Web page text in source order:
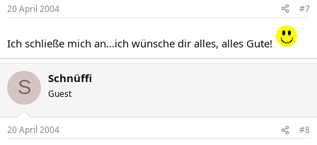
20 April 2004 #7
Ich schließe mich an...ich wünsche dir alles, alles Gute!
S Schnüffi
Guest
20 April 2004 #8